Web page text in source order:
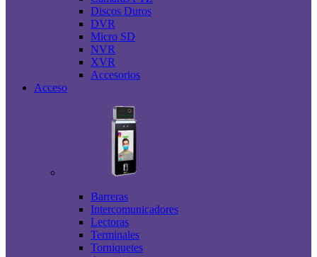
Discos Duros
DVR
Micro SD
NVR
XVR
Accesorios
Acceso
Barreras
Intercomunicadores
Lectoras
Terminales
Torniquetes